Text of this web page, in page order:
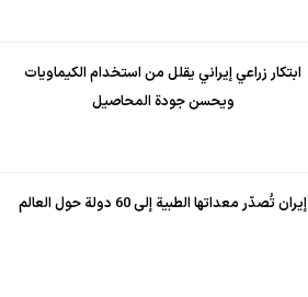
ابتكار زراعي إيراني يقلل من استخدام الكيماويات
ويحسن جودة المحاصيل
إيران تُصدّر معداتها الطبية إلى 60 دولة حول العالم